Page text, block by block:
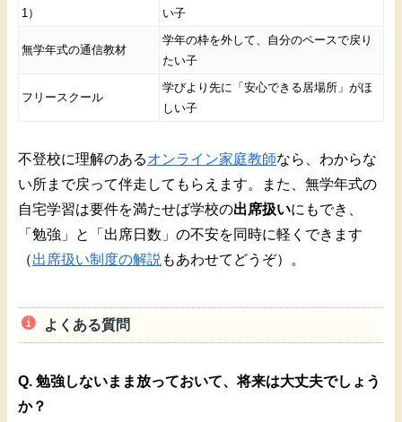
1）
い子
無学年式の通信教材
学年の枠を外して、自分のペースで戻り
たい子
フリースクール
学びより先に「安心できる居場所」がほ
しい子
不登校に理解のあるオンライン家庭教師なら、わからな
い所まで戻って伴走してもらえます。また、無学年式の
自宅学習は要件を満たせば学校の出席扱いにもでき、
「勉強」と「出席日数」の不安を同時に軽くできます
（出席扱い制度の解説 もあわせてどうぞ）。
よくある質問
Q. 勉強しないまま放っておいて、将来は大丈夫でしょう
か？